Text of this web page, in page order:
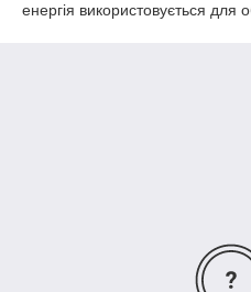
енергія використовується для